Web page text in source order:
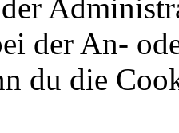
der An-
du die